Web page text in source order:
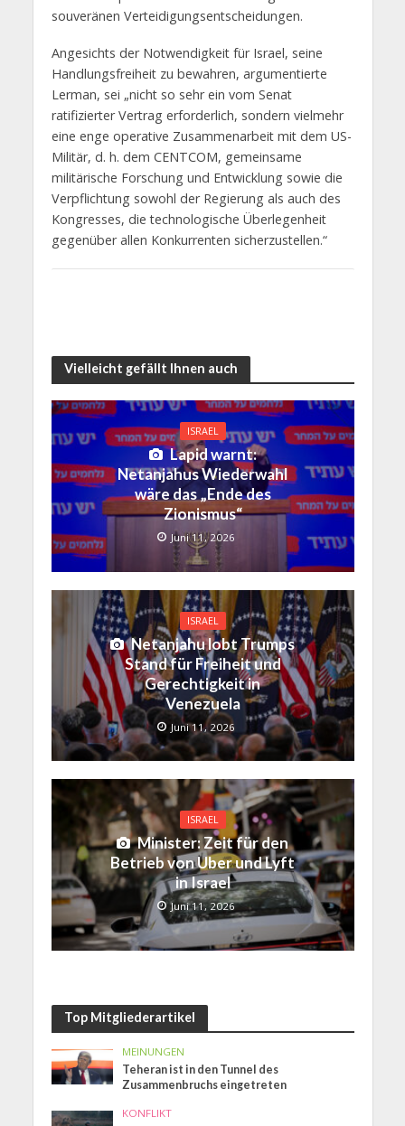
souveränen Verteidigungsentscheidungen.
Angesichts der Notwendigkeit für Israel, seine
Handlungsfreiheit zu bewahren, argumentierte
Lerman, sei „nicht so sehr ein vom Senat
ratifizierter Vertrag erforderlich, sondern vielmehr
eine enge operative Zusammenarbeit mit dem US-
Militär, d. h. dem CENTCOM, gemeinsame
militärische Forschung und Entwicklung sowie die
Verpflichtung sowohl der Regierung als auch des
Kongresses, die technologische Überlegenheit
gegenüber allen Konkurrenten sicherzustellen.“
Vielleicht gefällt Ihnen auch
ISRAEL
Lapid warnt:
Netanjahus Wiederwahl
wäre das „Ende des
Zionismus“
Juni 11, 2026
ISRAEL
Netanjahu lobt Trumps
Stand für Freiheit und
Gerechtigkeit in
Venezuela
Juni 11, 2026
ISRAEL
Minister: Zeit für den
Betrieb von Uber und Lyft
in Israel
Juni 11, 2026
Top Mitgliederartikel
MEINUNGEN
Teheran ist in den Tunnel des
Zusammenbruchs eingetreten
KONFLIKT